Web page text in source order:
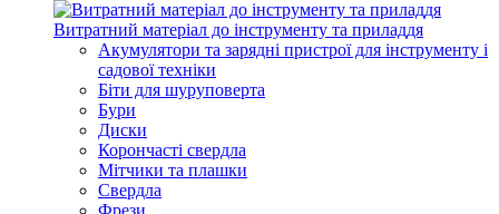
Витратний матеріал до інструменту та приладдя
Акумулятори та зарядні пристрої для інструменту і
садової техніки
Біти для шуруповерта
Бури
Диски
Корончасті свердла
Мітчики та плашки
Свердла
Фрези